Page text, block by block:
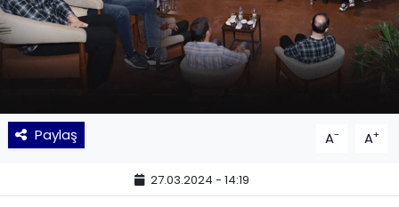
Paylaş A- A+
27.03.2024 - 14:19
TEKNOLOJİ
YEREL POLİTİKA
YEREL YÖNETİMLER